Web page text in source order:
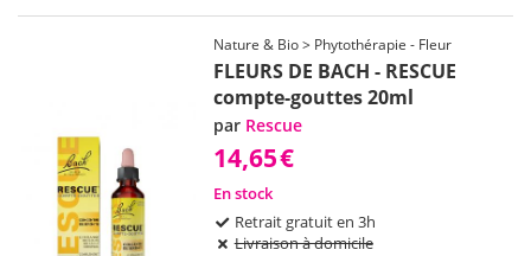
Nature & Bio > Phytothérapie - Fleur
FLEURS DE BACH - RESCUE
compte-gouttes 20ml
par Rescue
14,65€
En stock
Retrait gratuit en 3h
Livraison à domicile